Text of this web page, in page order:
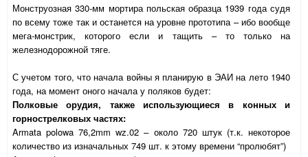
Монструозная 330-мм мортира польская образца 1939 года судя
по всему тоже так и останется на уровне прототипа – ибо вообще
мега-монстрик, которого если и тащить – то только на
железнодорожной тяге.
С учетом того, что начала войны я планирую в ЭАИ на лето 1940
года, на момент оного начала у поляков будет:
Полковые орудия, также использующиеся в конных и
горнострелковых частях:
Armata polowa 76,2mm wz.02 – около 720 штук (т.к. некоторое
количество из изначальных 749 шт. к этому времени “пролюбят”)